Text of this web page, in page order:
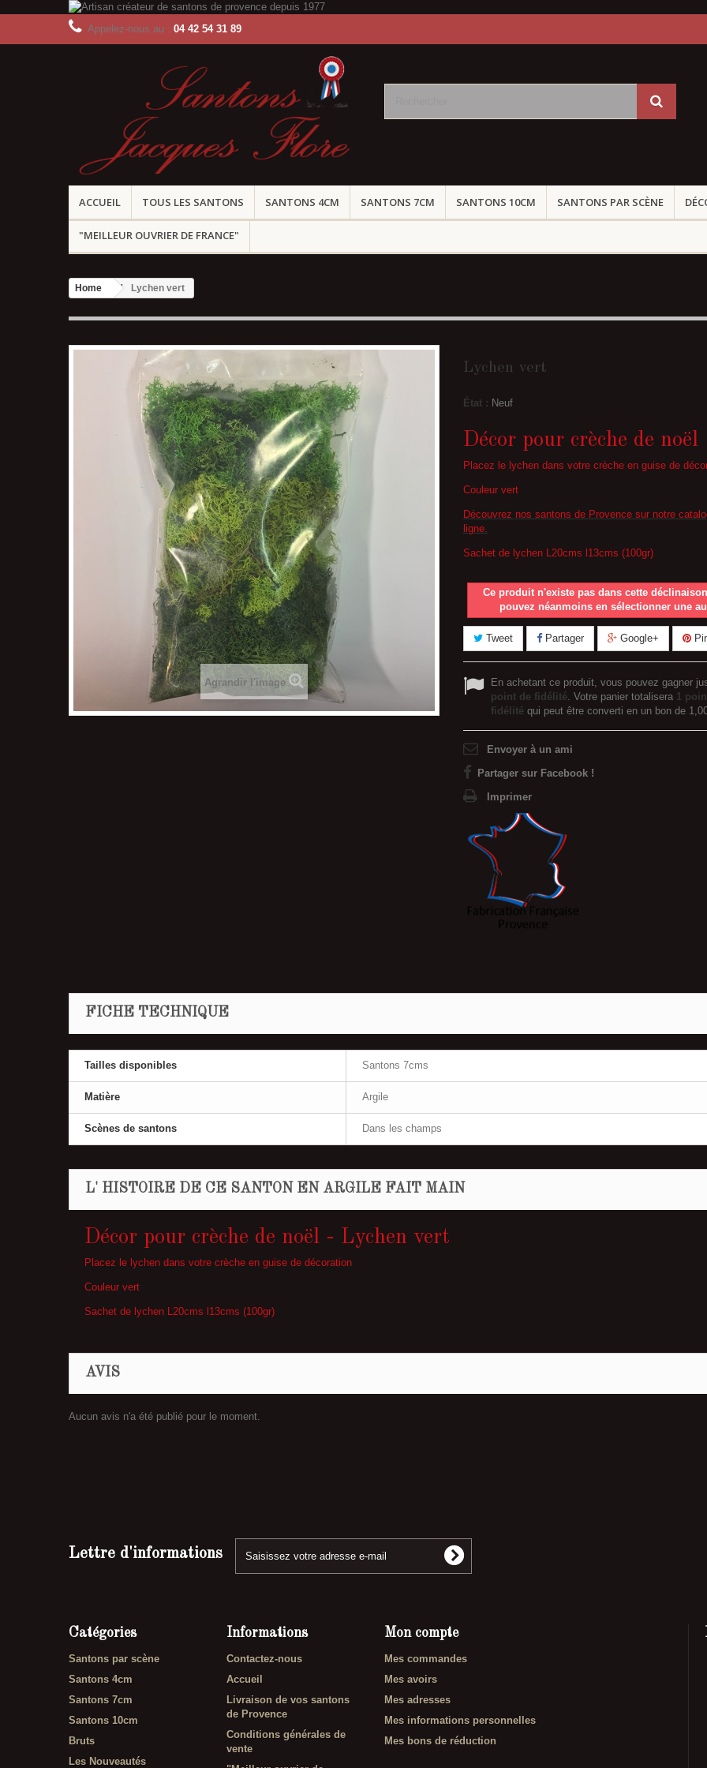
Appelez-nous au : 04 42 54 31 89
ACCUEIL TOUS LES SANTONS SANTONS 4CM SANTONS 7CM SANTONS 10CM SANTONS PAR SCÈNE
"MEILLEUR OUVRIER DE FRANCE"
Home Lychen vert
Agrandir l'image
Lychen vert
État : Neuf
Décor pour crèche de noël
Placez le lychen dans votre crèche en guise de
Couleur vert
Découvrez nos santons de Provence sur notre
ligne.
Sachet de lychen L20cms l13cms (100gr)
Ce produit n'existe pas dans cette
pouvez néanmoins en sélectionner une
Tweet Partager Google+
En achetant ce produit, vous pouvez gagner
point de fidélité . Votre panier totalisera 1
fidélité qui peut être converti en un bon de
Envoyer à un ami
Partager sur Facebook !
Imprimer
FICHE TECHNIQUE
Tailles disponibles Santons 7cms
Matière Argile
Scènes de santons Dans les champs
L' HISTOIRE DE CE SANTON EN ARGILE FAIT MAIN
Décor pour crèche de noël - Lychen vert
Placez le lychen dans votre crèche en guise de décoration
Couleur vert
Sachet de lychen L20cms l13cms (100gr)
AVIS
Aucun avis n'a été publié pour le moment.
Lettre d'informations
Catégories
Santons par scène
Santons 4cm
Santons 7cm
Santons 10cm
Bruts
Les Nouveautés
Informations
Contactez-nous
Accueil
Livraison de vos santons
de Provence
Conditions générales de
vente
Mon compte
Mes commandes
Mes avoirs
Mes adresses
Mes informations personnelles
Mes bons de réduction